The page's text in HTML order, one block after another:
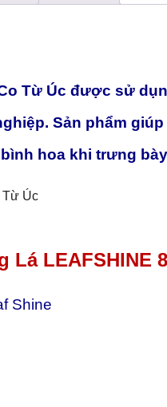
Từ Úc được sử
Sản phẩm
hoa khi trưng
Lá LEAFSHINE
Shine